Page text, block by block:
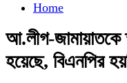
Home
আ.লীগ-জামায়াতকে
হয়েছে, বিএনপির